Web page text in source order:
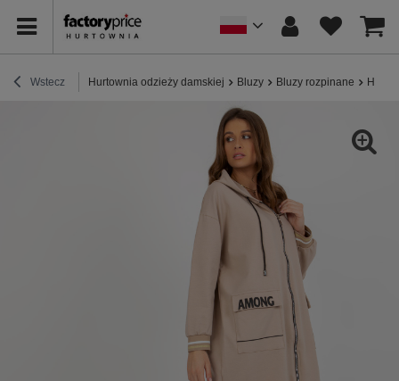
Wstecz Hurtownia odzieży damskiej Bluzy Bluzy rozpinane